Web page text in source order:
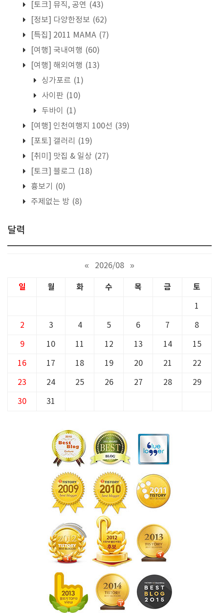
[토크] 뮤직, 공연 (43)
[정보] 다양한정보 (62)
[특집] 2011 MAMA (7)
[여행] 국내여행 (60)
[여행] 해외여행 (13)
싱가포르 (1)
사이판 (10)
두바이
(1)
[여행] 인천여행지 100선 (39)
[포토] 갤러리
(19)
[취미] 맛집 & 일상 (27)
[토크] 블로그 (18)
흉보기
(0)
주제없는 방 (8)
달력
« 2026/08 »
일 월 화 수 목 금 토
1
2 3 4 5 6 7 8
9 10 11 12 13 14 15
16 17 18 19 20 21 22
23 24 25 26 27 28 29
30 31